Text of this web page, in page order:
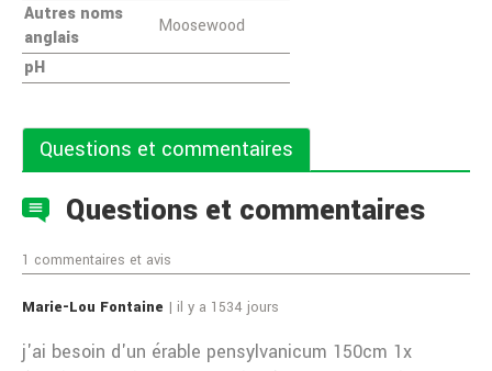
Autres noms
anglais
Moosewood
pH
Questions et commentaires
Questions et commentaires
1 commentaires et avis
Marie-Lou Fontaine | il y a 1534 jours
j'ai besoin d'un érable pensylvanicum 150cm 1x